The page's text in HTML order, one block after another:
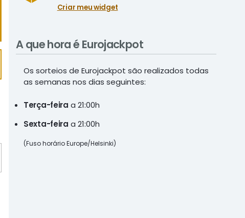
Criar meu widget
A que hora é Eurojackpot
Os sorteios de Eurojackpot são realizados todas
as semanas nos dias seguintes:
Terça-feira a 21:00h
Sexta-feira a 21:00h
(Fuso horário Europe/Helsinki)